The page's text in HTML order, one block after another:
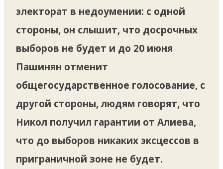
электорат в недоумении: с одной
стороны, он слышит, что досрочных
выборов не будет и до 20 июня
Пашинян отменит
общегосударственное голосование, с
другой стороны, людям говорят, что
Никол получил гарантии от Алиева,
что до выборов никаких эксцессов в
приграничной зоне не будет.